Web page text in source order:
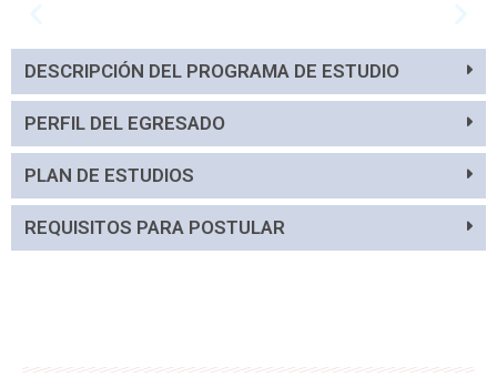
DESCRIPCIÓN DEL PROGRAMA DE ESTUDIO
PERFIL DEL EGRESADO
PLAN DE ESTUDIOS
REQUISITOS PARA POSTULAR